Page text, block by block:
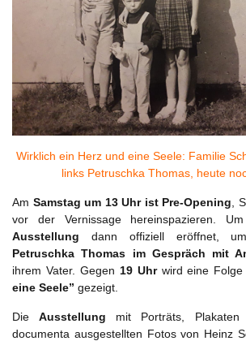
Wirklich ein Herz und eine Seele: Familie
links Petruschka Thomas, heute
Am Samstag um 13 Uhr ist Pre-Opening ,
vor der Vernissage hereinspazieren. Um
Ausstellung dann offiziell eröffnet,
Petruschka Thomas im Gespräch mit
ihrem Vater. Gegen 19 Uhrwird eine Folge
eine Seele” gezeigt.
DieAusstellung mit Porträts,
documenta ausgestellten Fotos von Heinz